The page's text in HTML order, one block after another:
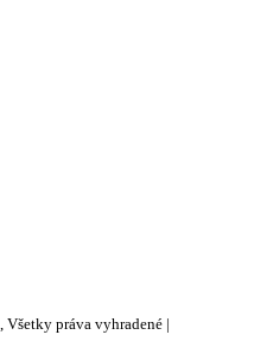
Všetky práva vyhradené |